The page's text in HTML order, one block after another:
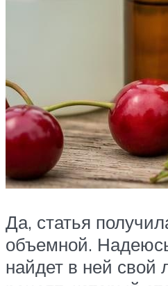
Да, статья
объемной.
найдет в ней